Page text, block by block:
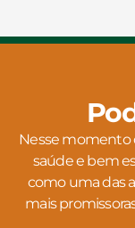
Nesse momento
saúde e bem
como uma das
mais